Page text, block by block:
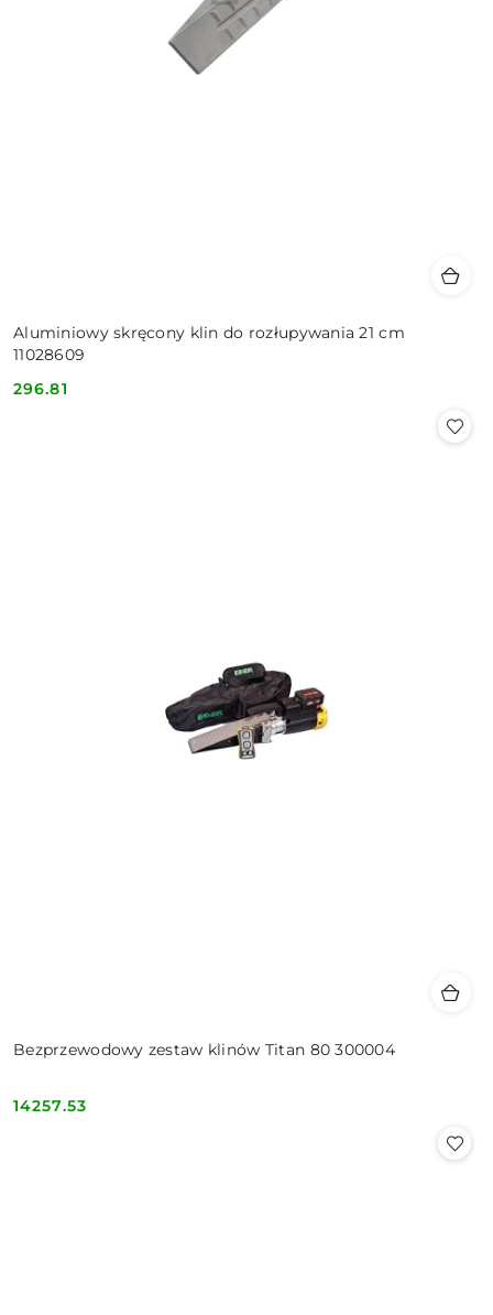
Aluminiowy skręcony klin do rozłupywania 21 cm
11028609
Cena:
296.81
Bezprzewodowy zestaw klinów Titan 80 300004
Cena:
14257.53